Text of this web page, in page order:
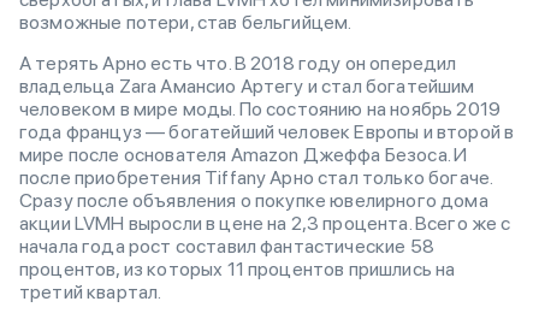
возможные потери, став бельгийцем.
А терять Арно есть что. В 2018 году он опередил
владельца Zara Амансио Артегу и стал богатейшим
человеком в мире моды. По состоянию на ноябрь 2019
года француз — богатейший человек Европы и второй в
мире после основателя Amazon Джеффа Безоса. И
после приобретения Tiffany Арно стал только богаче.
Сразу после объявления о покупке ювелирного дома
акции LVMH выросли в цене на 2,3 процента. Всего же с
начала года рост составил фантастические 58
процентов, из которых 11 процентов пришлись на
третий квартал.